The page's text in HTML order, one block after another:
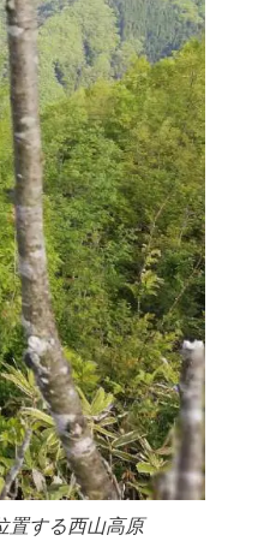
置する西山高原